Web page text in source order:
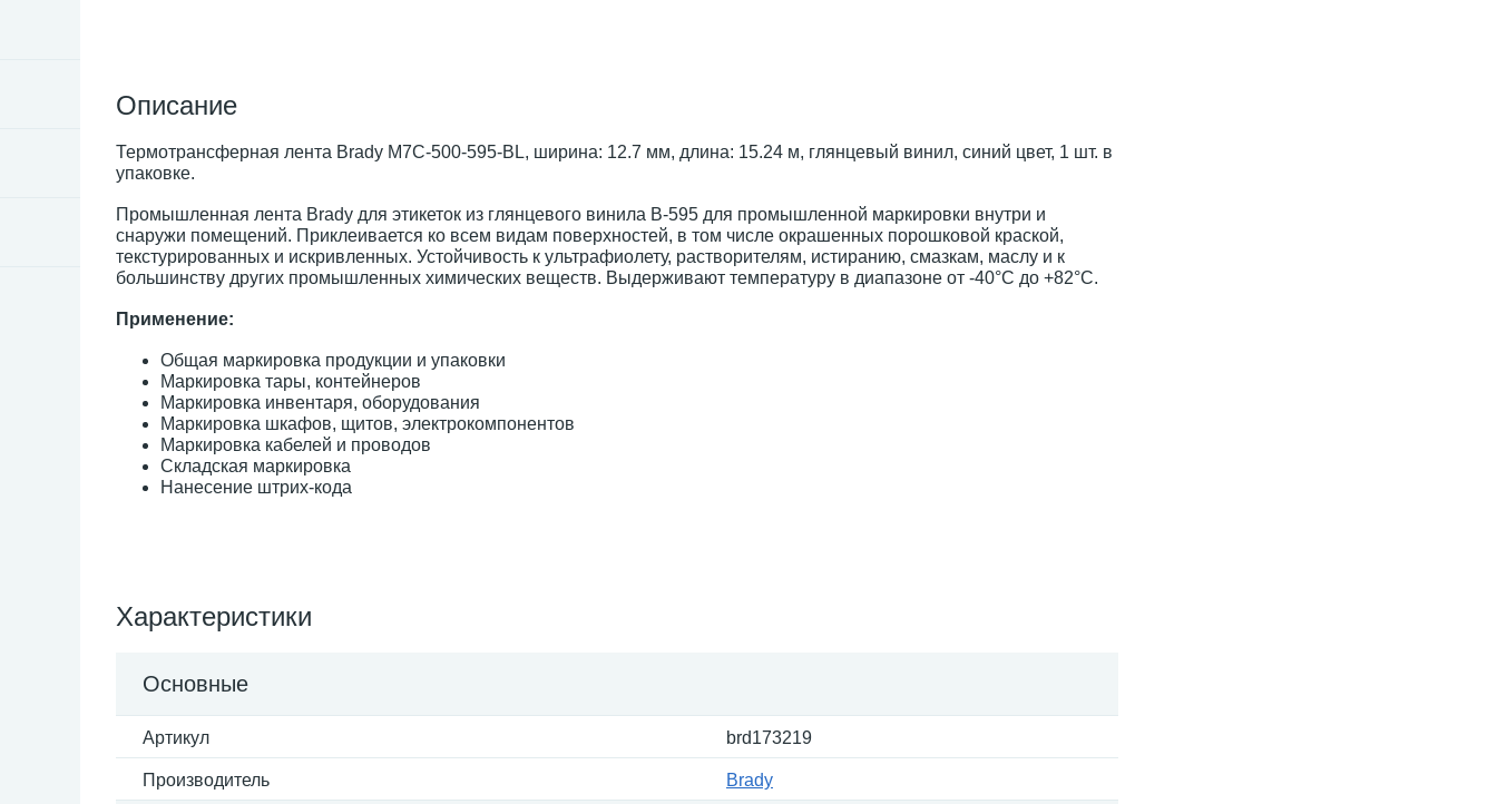
Описание
Термотрансферная лента Brady M7C-500-595-BL, ширина: 12.7 мм, длина: 15.24 м, глянцевый винил, синий цвет, 1 шт. в
упаковке.
Промышленная лента Brady для этикеток из глянцевого винила B-595 для промышленной маркировки внутри и
снаружи помещений. Приклеивается ко всем видам поверхностей, в том числе окрашенных порошковой краской,
текстурированных и искривленных. Устойчивость к ультрафиолету, растворителям, истиранию, смазкам, маслу и к
большинству других промышленных химических веществ. Выдерживают температуру в диапазоне от -40°C до +82°C.
Применение:
Общая маркировка продукции и упаковки
Маркировка тары, контейнеров
Маркировка инвентаря, оборудования
Маркировка шкафов, щитов, электрокомпонентов
Маркировка кабелей и проводов
Складская маркировка
Нанесение штрих-кода
Характеристики
Основные
Артикул brd173219
Производитель Brady